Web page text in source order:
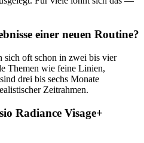
einer neuen Routine?
sich oft schon in zwei bis vier
Themen wie feine Linien,
drei bis sechs Monate
Zeitrahmen.
Radiance Visage+